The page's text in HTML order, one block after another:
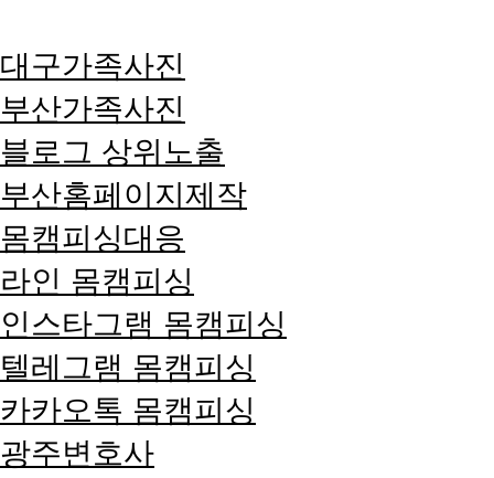
대구가족사진
부산가족사진
블로그 상위노출
부산홈페이지제작
몸캠피싱대응
라인 몸캠피싱
인스타그램 몸캠피싱
텔레그램 몸캠피싱
카카오톡 몸캠피싱
광주변호사